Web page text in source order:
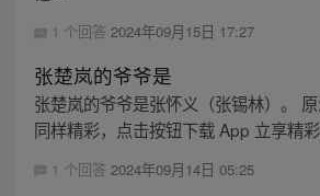
1 个回答 2024年09月15日 17:27
张楚岚的爷爷是
张楚岚的爷爷是张怀义（张锡林）。 原
同样精彩，点击按钮下载 App 立享精彩
1 个回答 2024年09月14日 05:25